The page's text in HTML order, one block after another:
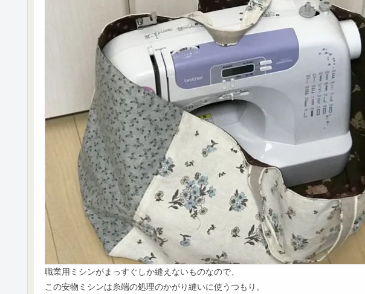
職業用ミシンがまっすぐしか縫えないものなので、
この安物ミシンは糸端の処理のかがり縫いに使うつもり。